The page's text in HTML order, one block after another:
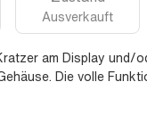
Ausverkauft
am Display und/
Die volle